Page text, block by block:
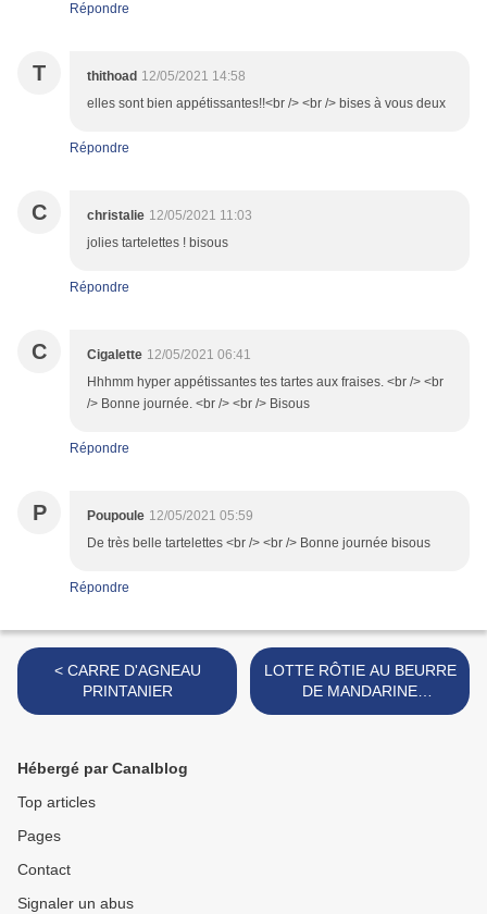
Répondre
T thithoad 12/05/2021 14:58
elles sont bien appétissantes!!<br /> <br /> bises à vous deux
Répondre
C christalie 12/05/2021 11:03
jolies tartelettes ! bisous
Répondre
C Cigalette 12/05/2021 06:41
Hhhmm hyper appétissantes tes tartes aux fraises. <br /> <br
/> Bonne journée. <br /> <br /> Bisous
Répondre
P Poupoule 12/05/2021 05:59
De très belle tartelettes <br /> <br /> Bonne journée bisous
Répondre
< CARRE D'AGNEAU
PRINTANIER
LOTTE RÔTIE AU BEURRE
DE MANDARINE
CELERI"SOTTO" >
Hébergé par Canalblog
Top articles
Pages
Contact
Signaler un abus